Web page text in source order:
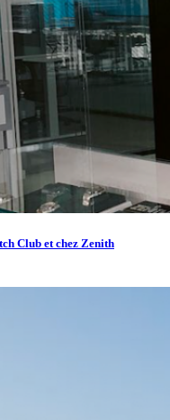
Club et chez Zenith